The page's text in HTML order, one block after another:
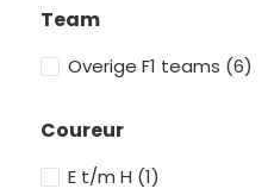
Team
Overige F1 teams (6)
Coureur
E t/m H (1)